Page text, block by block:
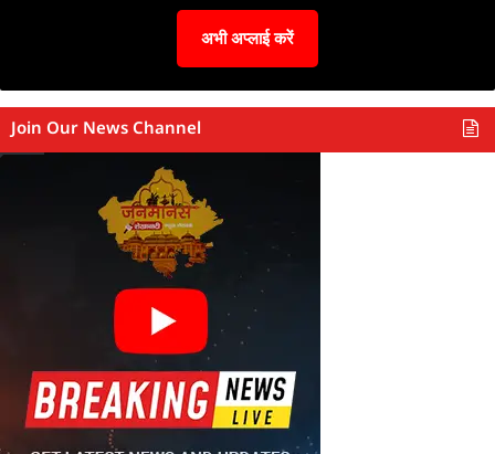
अभी अप्लाई करें
Join Our News Channel